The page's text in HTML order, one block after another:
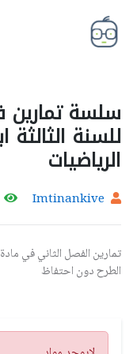
سلسة تمارين
للسنة
الرياضيات
Imtinankive
تمارين الفصل الثاني في
الطرح دون احتفاظ